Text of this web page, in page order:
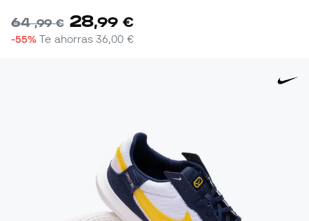
64,99 € 28,99 €
-55% Te ahorras36,00 €